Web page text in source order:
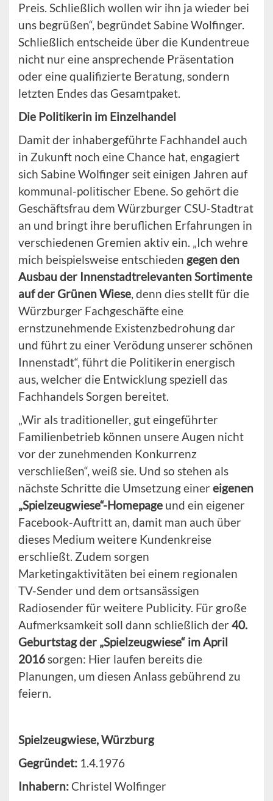
Preis. Schließlich wollen wir ihn ja wieder bei
uns begrüßen“, begründet Sabine Wolfinger.
Schließlich entscheide über die Kundentreue
nicht nur eine ansprechende Präsentation
oder eine qualifizierte Beratung, sondern
letzten Endes das Gesamtpaket.
Die Politikerin im Einzelhandel
Damit der inhabergeführte Fachhandel auch
in Zukunft noch eine Chance hat, engagiert
sich Sabine Wolfinger seit einigen Jahren auf
kommunal-politischer Ebene. So gehört die
Geschäftsfrau dem Würzburger CSU-Stadtrat
an und bringt ihre beruflichen Erfahrungen in
verschiedenen Gremien aktiv ein. „Ich wehre
mich beispielsweise entschieden gegen den
Ausbau der Innenstadtrelevanten Sortimente
auf der Grünen Wiese, denn dies stellt für die
Würzburger Fachgeschäfte eine
ernstzunehmende Existenzbedrohung dar
und führt zu einer Verödung unserer schönen
Innenstadt“, führt die Politikerin energisch
aus, welcher die Entwicklung speziell das
Fachhandels Sorgen bereitet.
„Wir als traditioneller, gut eingeführter
Familienbetrieb können unsere Augen nicht
vor der zunehmenden Konkurrenz
verschließen“, weiß sie. Und so stehen als
nächste Schritte die Umsetzung einereigenen
„Spielzeugwiese“-Homepage und ein eigener
Facebook-Auftritt an, damit man auch über
dieses Medium weitere Kundenkreise
erschließt. Zudem sorgen
Marketingaktivitäten bei einem regionalen
TV-Sender und dem ortsansässigen
Radiosender für weitere Publicity. Für große
Aufmerksamkeit soll dann schließlich der40.
Geburtstag der „Spielzeugwiese“ im April
2016sorgen: Hier laufen bereits die
Planungen, um diesen Anlass gebührend zu
feiern.
Spielzeugwiese, Würzburg
Gegründet: 1.4.1976
Inhabern: Christel Wolfinger